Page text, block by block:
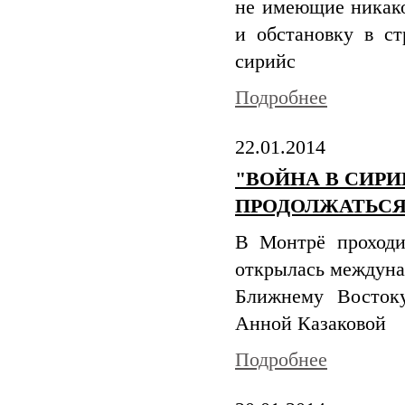
не имеющие
и обстановку в
сирийс
Подробнее
22.01.2014
"ВОЙНА В
В Монтрё
открылась
Ближнему
Анной Казаковой
Подробнее